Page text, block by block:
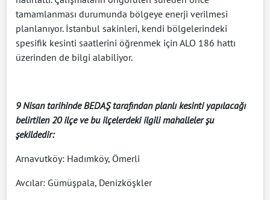
tamamlanması durumunda bölgeye enerji verilmesi
planlanıyor. İstanbul sakinleri, kendi bölgelerindeki
spesifik kesinti saatlerini öğrenmek için ALO 186 hattı
üzerinden de bilgi alabiliyor.
9 Nisan tarihinde BEDAŞ tarafından planlı kesinti yapılacağı
belirtilen 20 ilçe ve bu ilçelerdeki ilgili mahalleler şu
şekildedir:
Arnavutköy: Hadımköy, Ömerli
Avcılar: Gümüşpala, Denizköşkler